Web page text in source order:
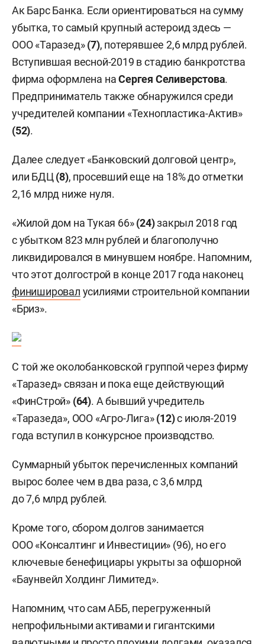
Ак Барс Банка. Если ориентироваться на сумму
убытка, то самый крупный астероид здесь —
ООО «Таразед»(7), потерявшее 2,6 млрд рублей.
Вступившая весной-2019 в стадию банкротства
фирма оформлена наСергея Селиверстова.
Предприниматель также обнаружился среди
учредителей компании «Технопластика-Актив»
(52).
Далее следует «Банковский долговой центр»,
или БДЦ(8), просевший еще на 18% до отметки
2,16 млрд ниже нуля.
«Жилой дом на Тукая 66»(24)закрыл 2018 год
с убытком 823 млн рублей и благополучно
ликвидировался в минувшем ноябре. Напомним,
что этот долгострой в конце 2017 года наконец
финишировал усилиями строительной компании
«Бриз».
С той же околобанковской группой через фирму
«Таразед» связан и пока еще действующий
«ФинСтрой» (64). А бывший учредитель
«Таразеда», ООО «Агро-Лига»(12)с июля-2019
года вступил в конкурсное производство.
Суммарный убыток перечисленных компаний
вырос более чем в два раза, с 3,6 млрд
до 7,6 млрд рублей.
Кроме того, сбором долгов занимается
ООО «Консалтинг и Инвестиции» (96), но его
ключевые бенефициары укрыты за офшорной
«Баунвейл Холдинг Лимитед».
Напомним, что сам АББ, перегруженный
непрофильными активами и гигантскими